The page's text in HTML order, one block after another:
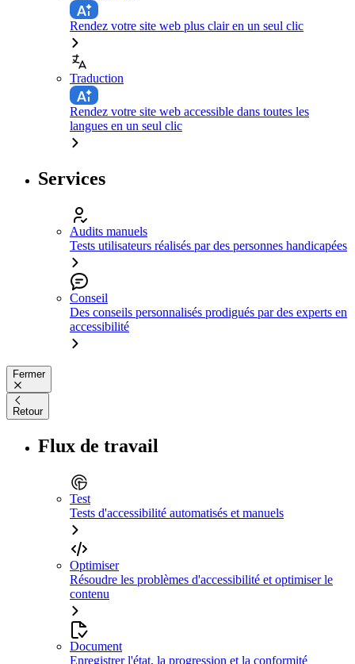
Rendez votre site web plus clair en un seul clic
Traduction
Rendez votre site web accessible dans toutes les
langues en un seul clic
Services
Audits manuels
Tests utilisateurs réalisés par des personnes handicapées
Conseil
Des conseils personnalisés prodigués par des experts en
accessibilité
Fermer
Retour
Flux de travail
Test
Tests d'accessibilité automatisés et manuels
Optimiser
Résoudre les problèmes d'accessibilité et optimiser le
contenu
Document
Enregistrer l'état, la progression et la conformité